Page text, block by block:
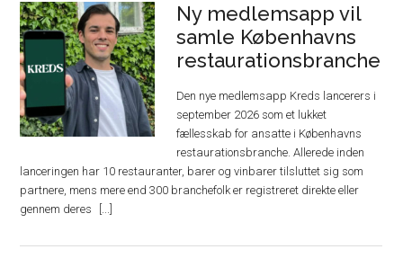
Ny medlemsapp vil
samle Københavns
restaurationsbranche
Den nye medlemsapp Kreds lancerers i
september 2026 som et lukket
fællesskab for ansatte i Københavns
restaurationsbranche. Allerede inden
lanceringen har 10 restauranter, barer og vinbarer tilsluttet sig som
partnere, mens mere end 300 branchefolk er registreret direkte eller
gennem deres